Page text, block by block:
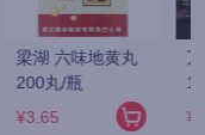
金水宝 金水宝胶囊
0.33g*9粒*12板
¥72.17